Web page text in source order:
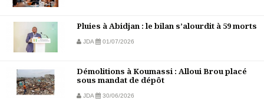
Pluies à Abidjan : le bilan s’alourdit à 59 morts
JDA 01/07/2026
Démolitions à Koumassi : Alloui Brou placé
sous mandat de dépôt
JDA 30/06/2026